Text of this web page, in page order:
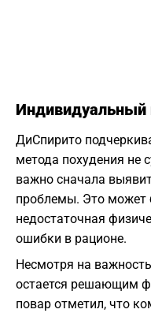
Индивидуальный
ДиСпирито
метода похудения не
важно сначала
проблемы. Это может
недостаточная
ошибки в рационе.
Несмотря на
остается решающим
повар отметил, что